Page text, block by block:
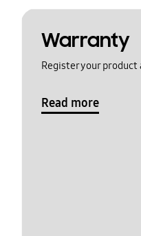
Warranty
Register your
Read more